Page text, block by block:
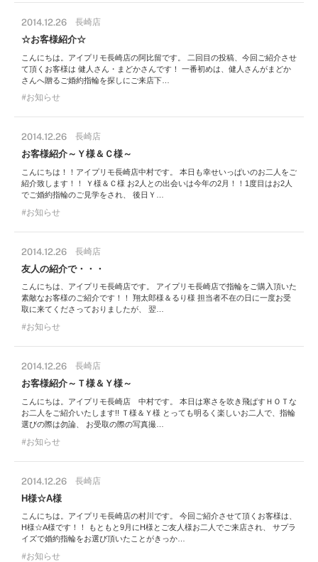
2014.12.26 長崎店
☆お客様紹介☆
こんにちは。アイプリモ長崎店の阿比留です。 二回目の投稿、今回ご紹介させ
て頂くお客様は 健人さん・まどかさんです！ 一番初めは、健人さんがまどか
さんへ贈るご婚約指輪を探しにご来店下…
お知らせ
2014.12.26 長崎店
お客様紹介～Ｙ様＆Ｃ様～
こんにちは！！アイプリモ長崎店中村です。 本日も幸せいっぱいのお二人をご
紹介致します！！ Ｙ様＆Ｃ様 お2人との出会いは今年の2月！！1度目はお2人
でご婚約指輪のご見学をされ、 後日Ｙ…
お知らせ
2014.12.26 長崎店
友人の紹介で・・・
こんにちは、アイプリモ長崎店です。 アイプリモ長崎店で指輪をご購入頂いた
素敵なお客様のご紹介です！！ 翔太郎様＆るり様 担当者不在の日に一度お受
取に来てくださっておりましたが、 翌…
お知らせ
2014.12.26 長崎店
お客様紹介～Ｔ様＆Ｙ様～
こんにちは。アイプリモ長崎店 中村です。 本日は寒さを吹き飛ばすＨＯＴな
お二人をご紹介いたします!! Ｔ様＆Ｙ様 とっても明るく楽しいお二人で、指輪
選びの際は勿論、 お受取の際の写真撮…
お知らせ
2014.12.26 長崎店
H様☆A様
こんにちは。アイプリモ長崎店の村川です。 今回ご紹介させて頂くお客様は、
H様☆A様です！！ もともと9月にH様とご友人様お二人でご来店され、 サプラ
イズで婚約指輪をお選び頂いたことがきっか…
お知らせ